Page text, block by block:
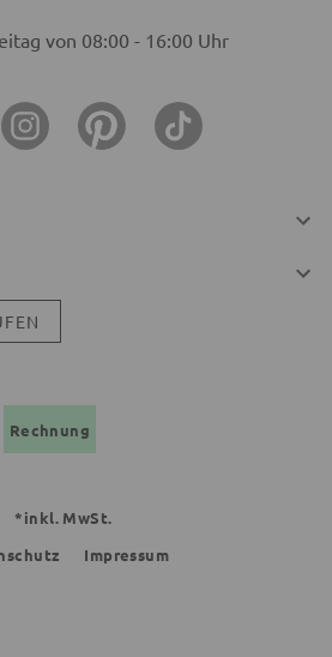
von 08:00 - 16:00 Uhr
Rechnung
*inkl. MwSt.
Impressum